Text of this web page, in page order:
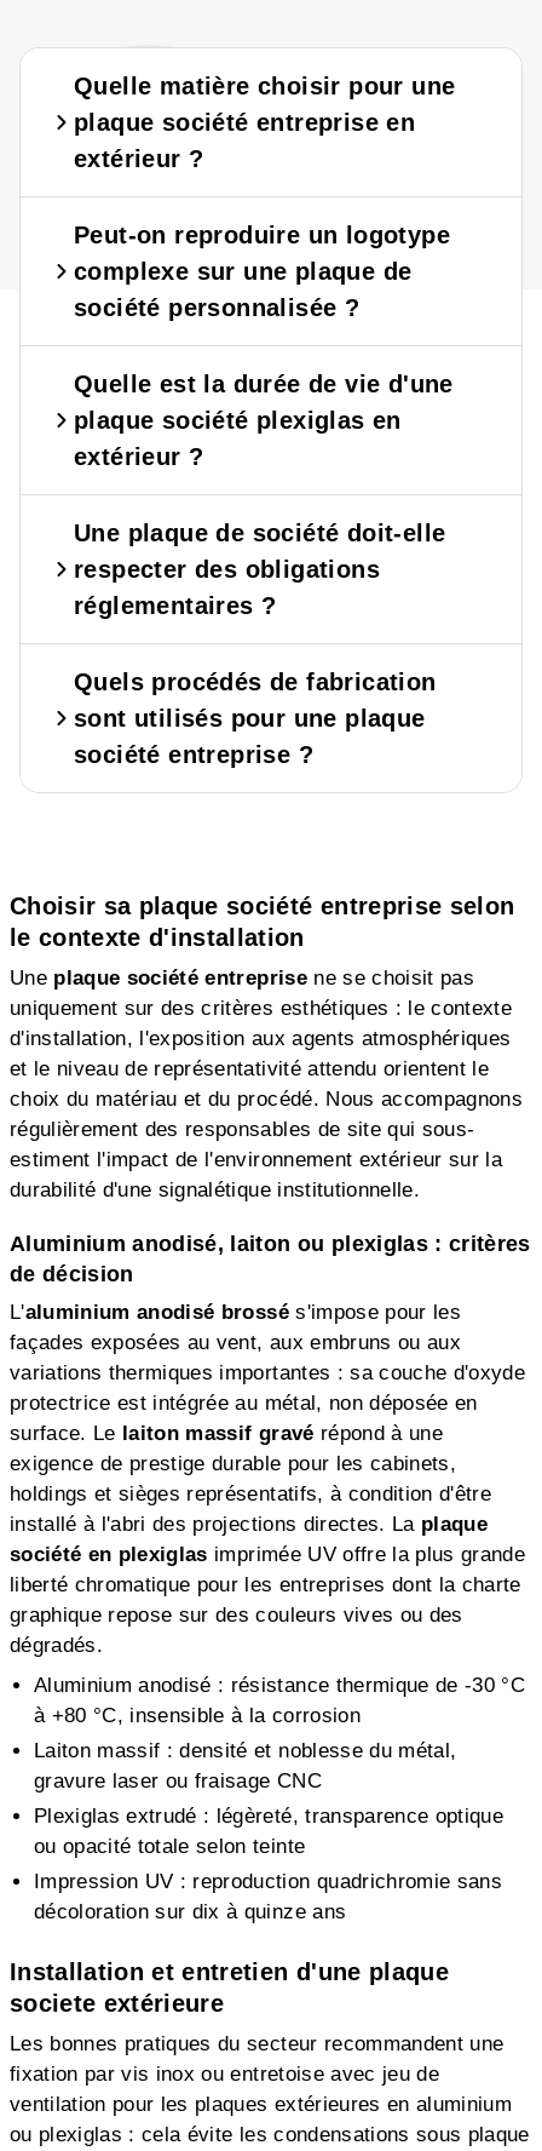
? ?
Quelle matière choisir pour une
plaque société entreprise en
extérieur ?
Peut-on reproduire un logotype
complexe sur une plaque de
société personnalisée ?
Quelle est la durée de vie d'une
plaque société plexiglas en
extérieur ?
Une plaque de société doit-elle
respecter des obligations
réglementaires ?
Quels procédés de fabrication
sont utilisés pour une plaque
société entreprise ?
Choisir sa plaque société entreprise selon
le contexte d'installation
Une plaque société entreprisene se choisit pas
uniquement sur des critères esthétiques : le contexte
d'installation, l'exposition aux agents atmosphériques
et le niveau de représentativité attendu orientent le
choix du matériau et du procédé. Nous accompagnons
régulièrement des responsables de site qui sous-
estiment l'impact de l'environnement extérieur sur la
durabilité d'une signalétique institutionnelle.
Aluminium anodisé, laiton ou plexiglas : critères
de décision
L'aluminium anodisé brossés'impose pour les
façades exposées au vent, aux embruns ou aux
variations thermiques importantes : sa couche d'oxyde
protectrice est intégrée au métal, non déposée en
surface. Le laiton massif gravé répond à une
exigence de prestige durable pour les cabinets,
holdings et sièges représentatifs, à condition d'être
installé à l'abri des projections directes. La plaque
société en plexiglas imprimée UV offre la plus grande
liberté chromatique pour les entreprises dont la charte
graphique repose sur des couleurs vives ou des
dégradés.
Aluminium anodisé : résistance thermique de -30 °C
à +80 °C, insensible à la corrosion
Laiton massif : densité et noblesse du métal,
gravure laser ou fraisage CNC
Plexiglas extrudé : légèreté, transparence optique
ou opacité totale selon teinte
Impression UV : reproduction quadrichromie sans
décoloration sur dix à quinze ans
Installation et entretien d'une plaque
societe extérieure
Les bonnes pratiques du secteur recommandent une
fixation par vis inox ou entretoise avec jeu de
ventilation pour les plaques extérieures en aluminium
ou plexiglas : cela évite les condensations sous plaque